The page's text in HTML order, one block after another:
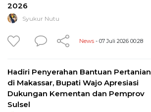
2026
Syukur Nutu
News - 07 Juli 2026 00:28
Hadiri Penyerahan Bantuan Pertanian
di Makassar, Bupati Wajo Apresiasi
Dukungan Kementan dan Pemprov
Sulsel